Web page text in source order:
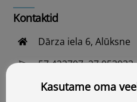
Kontaktid
Dārza iela 6, Alūksne
57.422707, 27.053933
Vaata kaardilt
Kasutame oma